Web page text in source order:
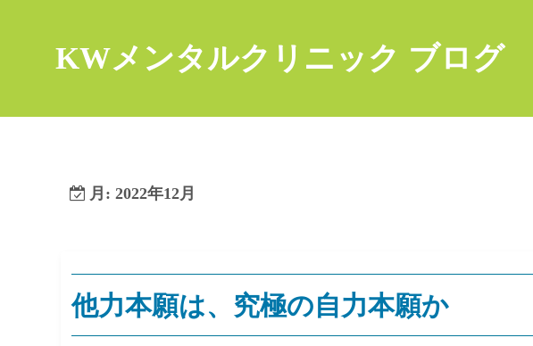
KWメンタルクリニック ブログ
月: 2022年12月
他力本願は、究極の自力本願か